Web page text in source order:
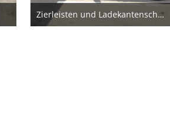
Zierleisten und Ladekantenschutz
21. Juni 2013